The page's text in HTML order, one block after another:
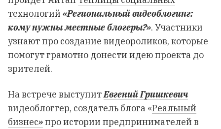
технологий «Региональный видеоблогинг:
кому нужны местные блогеры?». Участники
узнают про создание видеороликов, которые
помогут грамотно донести идею проекта до
зрителей.
На встрече выступитЕвгений Гришкевич
видеоблоггер, создатель блога «Реальный
бизнес»про истории предпринимателей в